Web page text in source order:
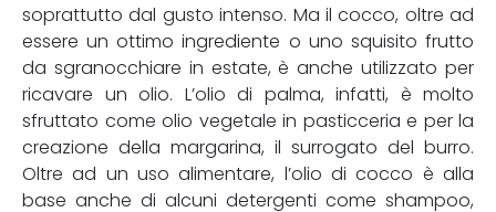
soprattutto dal gusto intenso. Ma il cocco, oltre ad
essere un ottimo ingrediente o uno squisito frutto
da sgranocchiare in estate, è anche utilizzato per
ricavare un olio. L’olio di palma, infatti, è molto
sfruttato come olio vegetale in pasticceria e per la
creazione della margarina, il surrogato del burro.
Oltre ad un uso alimentare, l’olio di cocco è alla
base anche di alcuni detergenti come shampoo,